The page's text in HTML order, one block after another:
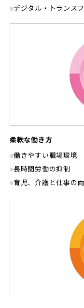
デジタル・トランス
柔軟な働き方
働きやすい職場環境
長時間労働の抑制
育児、介護と仕事の